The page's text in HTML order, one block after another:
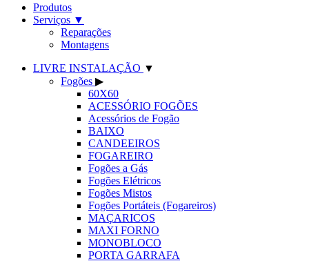
Produtos
Serviços ▼
Reparações
Montagens
LIVRE INSTALAÇÃO ▼
Fogões ▶
60X60
ACESSÓRIO FOGÕES
Acessórios de Fogão
BAIXO
CANDEEIROS
FOGAREIRO
Fogões a Gás
Fogões Elétricos
Fogões Mistos
Fogões Portáteis (Fogareiros)
MAÇARICOS
MAXI FORNO
MONOBLOCO
PORTA GARRAFA